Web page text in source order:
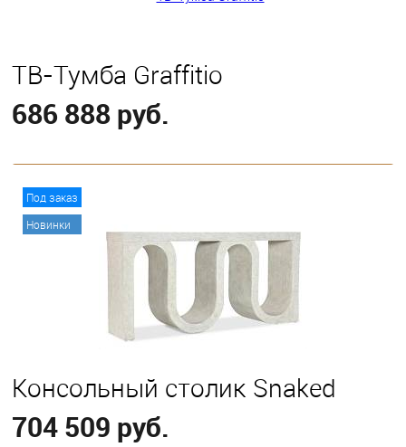
ТВ-Тумба Graffitio
686 888 руб.
Под заказ
Новинки
Консольный столик Snaked
704 509 руб.